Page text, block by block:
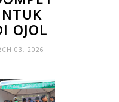
OJOL
03, 2026